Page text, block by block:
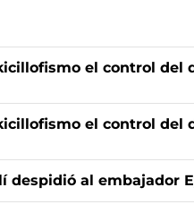
el control del
el control del
despidió al embajador